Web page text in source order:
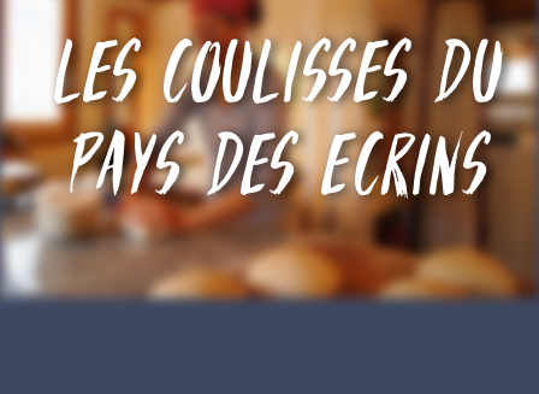
Les coulisses du
pays des Ecrins